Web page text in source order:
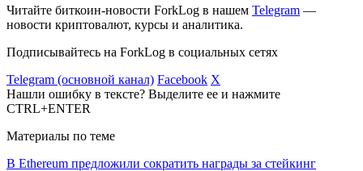
Читайте биткоин-новости ForkLog в нашем Telegram —
новости криптовалют, курсы и аналитика.
Подписывайтесь на ForkLog в социальных сетях
Telegram (основной канал) Facebook X
Нашли ошибку в тексте? Выделите ее и нажмите
CTRL+ENTER
Материалы по теме
В Ethereum предложили сократить награды за стейкинг